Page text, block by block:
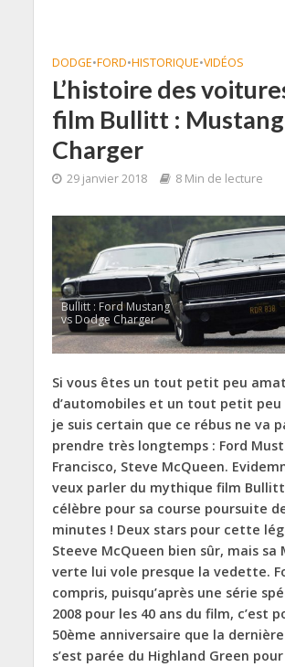
DODGE•FORD•HISTORIQUE•VIDÉOS
L’histoire des
film Bullitt :
Charger
29 janvier 2018 8 Min de lecture
Bullitt : Ford Mustang
vs Dodge Charger
Si vous êtes un tout petit peu
d’automobiles et un tout petit peu
je suis certain que ce rébus ne va
prendre très longtemps : Ford
Francisco, Steve McQueen.
veux parler du mythique film
célèbre pour sa course poursuite
minutes ! Deux stars pour cette
Steeve McQueen bien sûr, mais sa
verte lui vole presque la vedette.
compris, puisqu’après une série
2008 pour les 40 ans du film, c’est
50ème anniversaire que la
s’est parée du Highland Green